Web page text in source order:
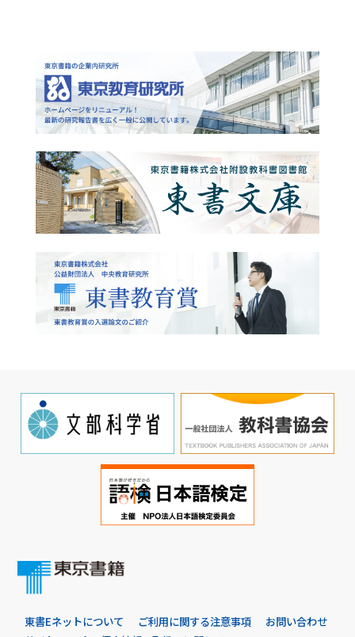
東書Eネットについて ご利用に関する注意事項
お問い合わせ